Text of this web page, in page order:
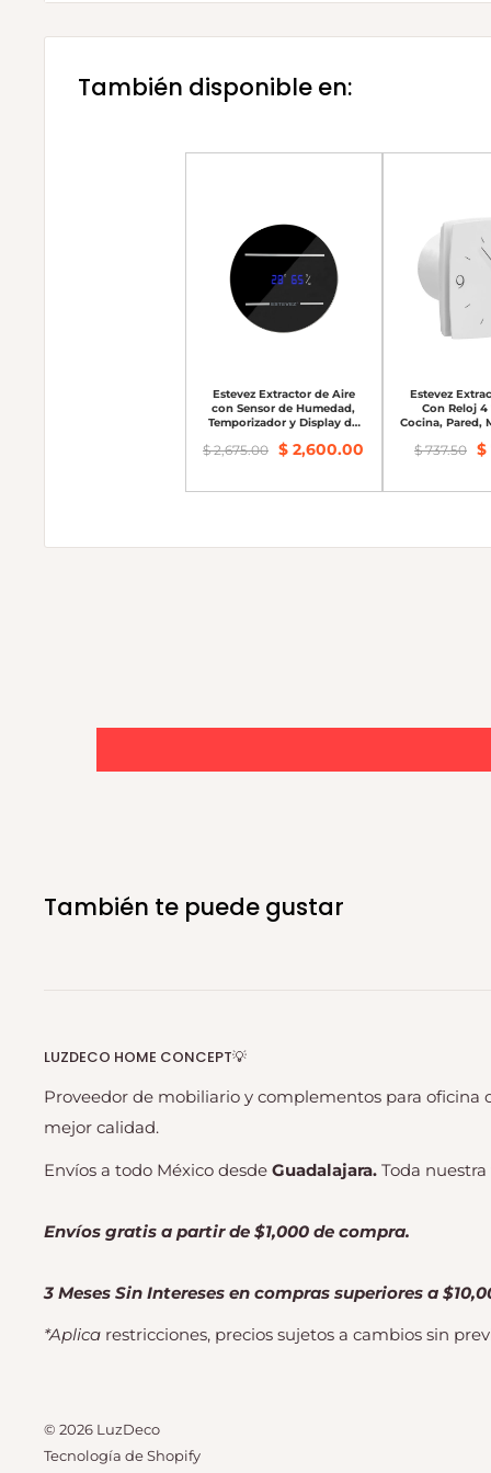
Potencia (W): 15.0
También disponible en:
Estevez Extractor de Aire
con Sensor de Humedad,
Temporizador y Display de
3204-HTD (eco)
$ 2,675.00 $ 2,600.00
Estevez
Con Reloj 4
Cocina, Pared,
$ 737.50 $
También te puede gustar
LUZDECO HOME CONCEPT💡
Proveedor de mobiliario y complementos para oficina
mejor calidad.
Envíos a todo México desde Guadalajara. Toda
Envíos gratis a partir de $1,000 de compra.
3 Meses Sin Intereses en compras superiores a
*Aplica restricciones, precios sujetos a cambios sin
© 2026 LuzDeco
Tecnología de Shopify